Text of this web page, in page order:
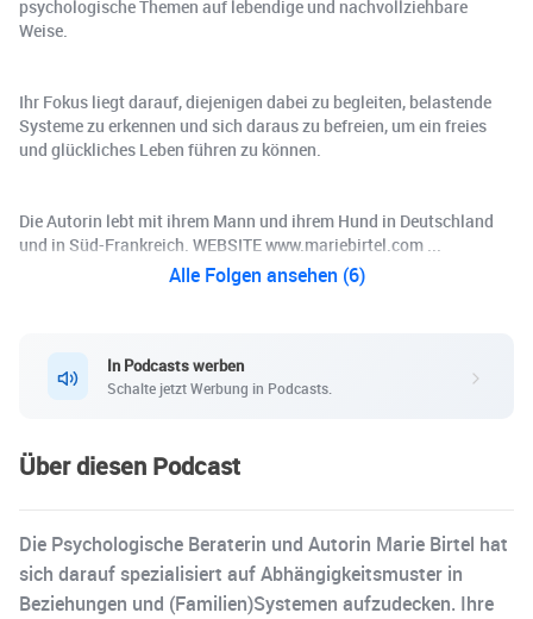
psychologische Themen auf lebendige und nachvollziehbare
Weise.
Ihr Fokus liegt darauf, diejenigen dabei zu begleiten, belastende
Systeme zu erkennen und sich daraus zu befreien, um ein freies
und glückliches Leben führen zu können.
Die Autorin lebt mit ihrem Mann und ihrem Hund in Deutschland
und in Süd-Frankreich. WEBSITE www.mariebirtel.com ...
Alle Folgen ansehen (6)
In Podcasts werben
Schalte jetzt Werbung in Podcasts.
Über diesen Podcast
Die Psychologische Beraterin und Autorin Marie Birtel hat
sich darauf spezialisiert auf Abhängigkeitsmuster in
Beziehungen und (Familien)Systemen aufzudecken. Ihre